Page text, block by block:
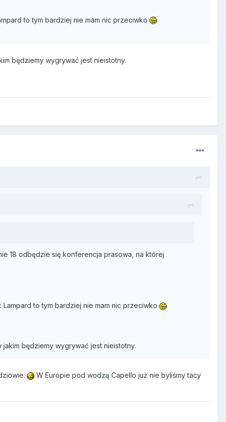
to tym bardziej nie mam nic przeciwko
będziemy wygrywać jest nieistotny.
18 odbędzie się konferencja prasowa, na której
to tym bardziej nie mam nic przeciwko
będziemy wygrywać jest nieistotny.
W Europie pod wodzą Capello już nie byliśmy tacy